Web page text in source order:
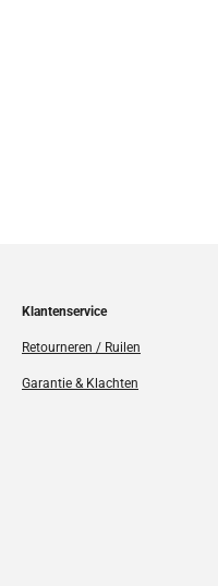
Klantenservice
Retourneren / Ruilen
Garantie & Klachten